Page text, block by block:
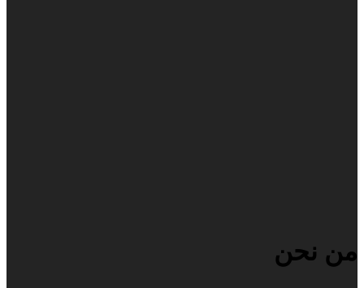
من نحن